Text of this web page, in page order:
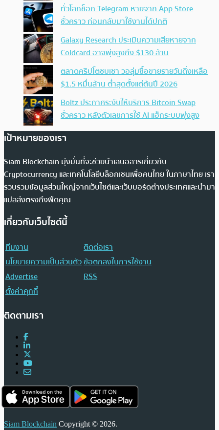
ทั่วโลกช็อก Telegram หายจาก App Store
ชั่วคราว ก่อนกลับมาใช้งานได้ปกติ
Galaxy Research ประเมินความเสียหายจาก
Coldcard อาจพุ่งสูงถึง $130 ล้าน
ตลาดคริปโตซบเซา วอลุ่มซื้อขายรายวันดิ่งเหลือ
$1.5 หมื่นล้าน ต่ำสุดตั้งแต่ต้นปี 2026
Boltz ประกาศระงับให้บริการ Bitcoin Swap
ชั่วคราว หลังตัวเลขการใช้ AI แฮ็กระบบพุ่งสูง
เป้าหมายของเรา
Siam Blockchain มุ่งมั่นที่จะช่วยนำเสนอสารเกี่ยวกับ
Cryptocurrency และเทคโนโลยีบล็อกเชนเพื่อคนไทย ในภาษาไทย เรา
รวบรวมข้อมูลส่วนใหญ่จากเว็บไซต์และเว็บบอร์ดต่างประเทศและนำมา
แปลส่งตรงถึงฟีดคุณ
เกี่ยวกับเว็บไซต์นี้
ทีมงาน
ติดต่อเรา
นโยบายความเป็นส่วนตัวข้อตกลงในการใช้งาน
Advertise
RSS
ตั้งค่าคุกกี้
ติดตามเรา
Siam Blockchain Copyright © 2026.